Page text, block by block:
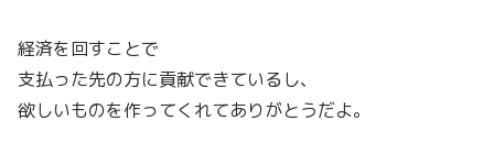
経済を回すことで
支払った先の方に貢献できているし、
欲しいものを作ってくれてありがとうだよ。